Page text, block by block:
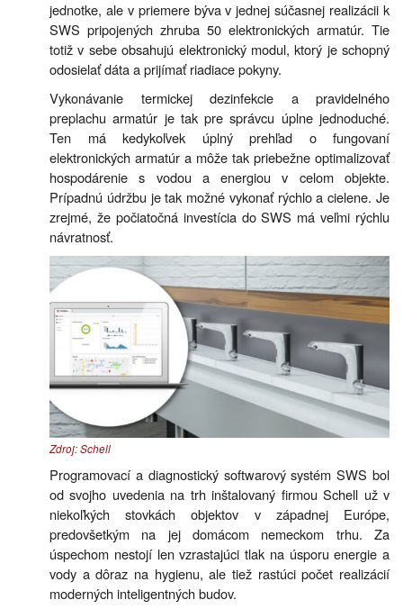
jednotke, ale v priemere býva v jednej súčasnej realizácii k
SWS pripojených zhruba 50 elektronických armatúr. Tie
totiž v sebe obsahujú elektronický modul, ktorý je schopný
odosielať dáta a prijímať riadiace pokyny.
Vykonávanie termickej dezinfekcie a pravidelného
preplachu armatúr je tak pre správcu úplne jednoduché.
Ten má kedykoľvek úplný prehľad o fungovaní
elektronických armatúr a môže tak priebežne optimalizovať
hospodárenie s vodou a energiou v celom objekte.
Prípadnú údržbu je tak možné vykonať rýchlo a cielene. Je
zrejmé, že počiatočná investícia do SWS má veľmi rýchlu
návratnosť.
Zdroj: Schell
Programovací a diagnostický softwarový systém SWS bol
od svojho uvedenia na trh inštalovaný firmou Schell už v
niekoľkých stovkách objektov v západnej Európe,
predovšetkým na jej domácom nemeckom trhu. Za
úspechom nestojí len vzrastajúci tlak na úsporu energie a
vody a dôraz na hygienu, ale tiež rastúci počet realizácií
moderných inteligentných budov.